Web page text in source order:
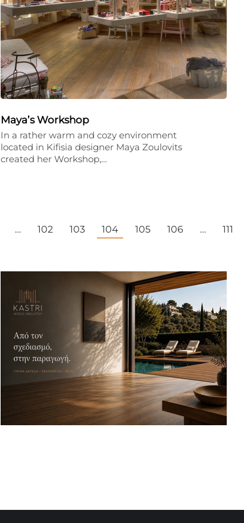
Maya’s Workshop
In a rather warm and cozy environment
located in Kifisia designer Maya Zoulovits
created her Workshop,…
… 102 103 104 105 106 … 111